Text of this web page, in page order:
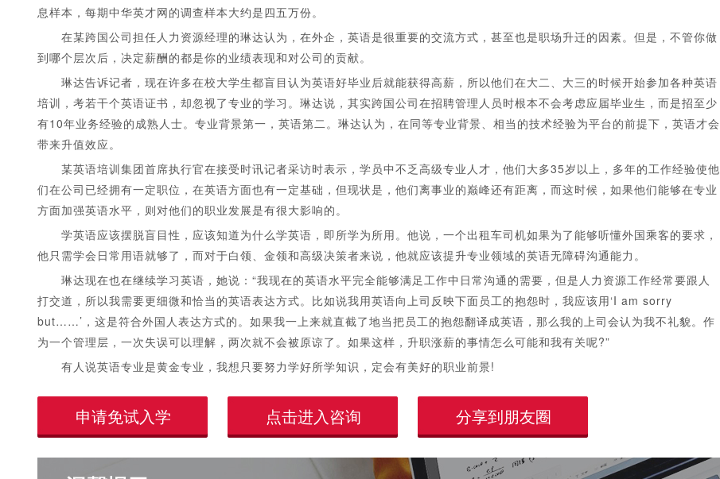
息样本，每期中华英才网的调查样本大约是四五万份。
在某跨国公司担任人力资源经理的琳达认为，在外企，英语是很重要的交流方式，甚至也是职场升迁的因素。但是，不管你做
到哪个层次后，决定薪酬的都是你的业绩表现和对公司的贡献。
琳达告诉记者，现在许多在校大学生都盲目认为英语好毕业后就能获得高薪，所以他们在大二、大三的时候开始参加各种英语
培训，考若干个英语证书，却忽视了专业的学习。琳达说，其实跨国公司在招聘管理人员时根本不会考虑应届毕业生，而是招至少
有10年业务经验的成熟人士。专业背景第一，英语第二。琳达认为，在同等专业背景、相当的技术经验为平台的前提下，英语才会
带来升值效应。
某英语培训集团首席执行官在接受时讯记者采访时表示，学员中不乏高级专业人才，他们大多35岁以上，多年的工作经验使他
们在公司已经拥有一定职位，在英语方面也有一定基础，但现状是，他们离事业的巅峰还有距离，而这时候，如果他们能够在专业
方面加强英语水平，则对他们的职业发展是有很大影响的。
学英语应该摆脱盲目性，应该知道为什么学英语，即所学为所用。他说，一个出租车司机如果为了能够听懂外国乘客的要求，
他只需学会日常用语就够了，而对于白领、金领和高级决策者来说，他就应该提升专业领域的英语无障碍沟通能力。
琳达现在也在继续学习英语，她说：“我现在的英语水平完全能够满足工作中日常沟通的需要，但是人力资源工作经常要跟人
打交道，所以我需要更细微和恰当的英语表达方式。比如说我用英语向上司反映下面员工的抱怨时，我应该用‘I am sorry
but……’，这是符合外国人表达方式的。如果我一上来就直截了地当把员工的抱怨翻译成英语，那么我的上司会认为我不礼貌。作
为一个管理层，一次失误可以理解，两次就不会被原谅了。如果这样，升职涨薪的事情怎么可能和我有关呢?”
有人说英语专业是黄金专业，我想只要努力学好所学知识，定会有美好的职业前景!
申请免试入学 点击进入咨询 分享到朋友圈